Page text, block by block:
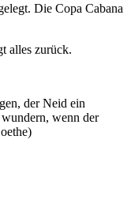
Die Copa Cabana
alles zurück.
der Neid ein
wenn der